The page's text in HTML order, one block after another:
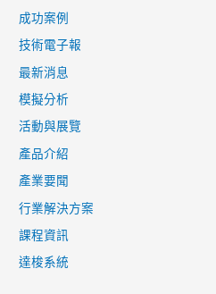
成功案例
技術電子報
最新消息
模擬分析
活動與展覽
產品介紹
產業要聞
行業解決方案
課程資訊
達梭系統